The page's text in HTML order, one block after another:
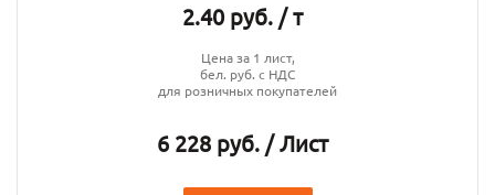
2.40 руб. / т
Цена за 1 лист,
бел. руб. с НДС
для розничных покупателей
6 228 руб. / Лист